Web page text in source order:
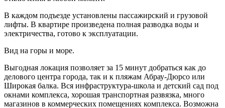
В каждом подъезде установлены пассажирский и грузовой
лифты. В квартире произведена полная разводка воды и
электричества, готово к эксплуатации.
Вид на горы и море.
Выгодная локация позволяет за 15 минут добраться как до
делового центра города, так и к пляжам Абрау-Дюрсо или
Широкая балка. Вся инфраструктура-школа и детский сад под
окнами комплекса, хорошая транспортная развязка, много
магазинов в коммерческих помещениях комплекса. Возможна